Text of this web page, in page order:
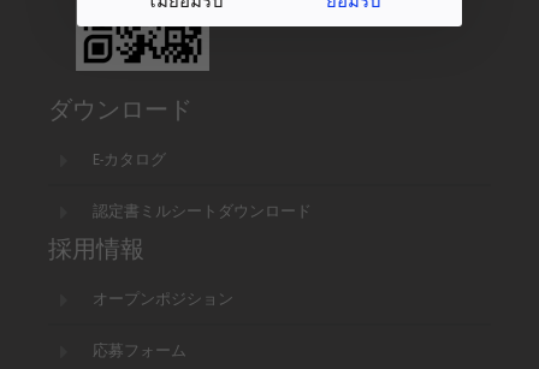
ダウンロード
E-カタログ
認定書ミルシートダウンロード
採用情報
オープンポジション
応募フォーム